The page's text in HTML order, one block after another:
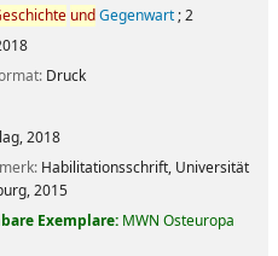
undGegenwart; 2
Druck
2018
Habilitationsschrift, Universität
2015
Exemplare: MWN Osteuropa